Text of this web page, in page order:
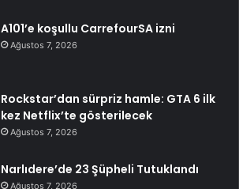
A101’e koşullu CarrefourSA izni
Ağustos 7, 2026
Rockstar’dan sürpriz hamle: GTA 6 ilk
kez Netflix’te gösterilecek
Ağustos 7, 2026
Narlıdere’de 23 Şüpheli Tutuklandı
Ağustos 7, 2026